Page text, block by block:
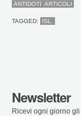
ANTIDOTI ARTICOLI
TAGGED: ISL.
Newsletter
Ricevi ogni giorno gli